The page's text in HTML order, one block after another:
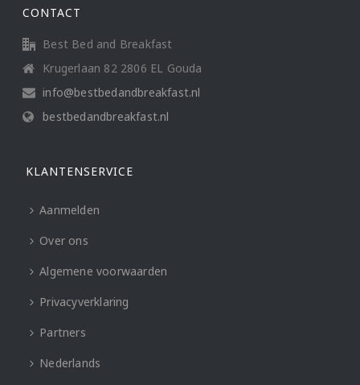
CONTACT
Best Bed and Breakfast
Krugerlaan 82 2806 EL Gouda
info@bestbedandbreakfast.nl
bestbedandbreakfast.nl
KLANTENSERVICE
Aanmelden
Over ons
Algemene voorwaarden
Privacyverklaring
Partners
Nederlands